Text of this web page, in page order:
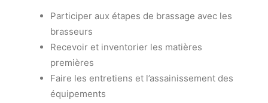
Participer aux étapes de brassage avec les
brasseurs
Recevoir et inventorier les matières
premières
Faire les entretiens et l’assainissement des
équipements